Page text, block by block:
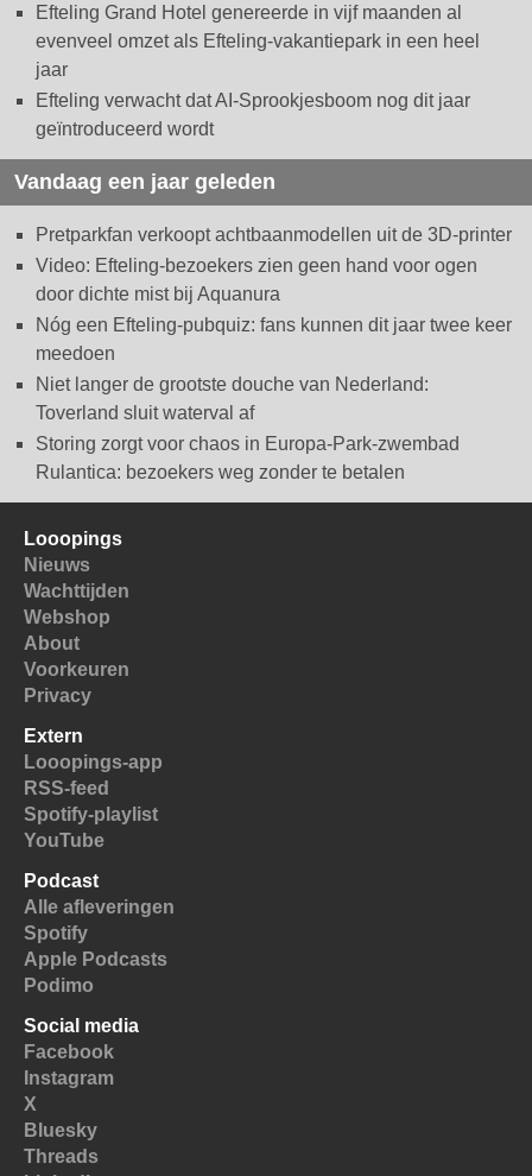
Efteling Grand Hotel genereerde in vijf maanden al
evenveel omzet als Efteling-vakantiepark in een heel
jaar
Efteling verwacht dat AI-Sprookjesboom nog dit jaar
geïntroduceerd wordt
Vandaag een jaar geleden
Pretparkfan verkoopt achtbaanmodellen uit de 3D-printer
Video: Efteling-bezoekers zien geen hand voor ogen
door dichte mist bij Aquanura
Nóg een Efteling-pubquiz: fans kunnen dit jaar twee keer
meedoen
Niet langer de grootste douche van Nederland:
Toverland sluit waterval af
Storing zorgt voor chaos in Europa-Park-zwembad
Rulantica: bezoekers weg zonder te betalen
Looopings
Nieuws
Wachttijden
Webshop
About
Voorkeuren
Privacy
Extern
Looopings-app
RSS-feed
Spotify-playlist
YouTube
Podcast
Alle afleveringen
Spotify
Apple Podcasts
Podimo
Social media
Facebook
Instagram
X
Bluesky
Threads